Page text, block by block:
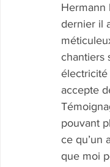
Hermann
dernier il
chantiers
électricité
accepte
pouvant
ce qu’un
que moi